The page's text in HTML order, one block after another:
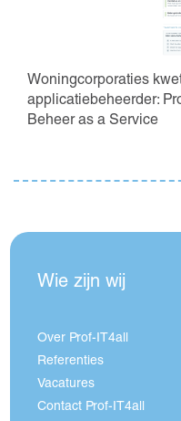
Woningcorporaties
applicatiebeheerder:
Beheer as a Service
Wie zijn wij
Over Prof-IT4all
Referenties
Vacatures
Contact Prof-IT4all